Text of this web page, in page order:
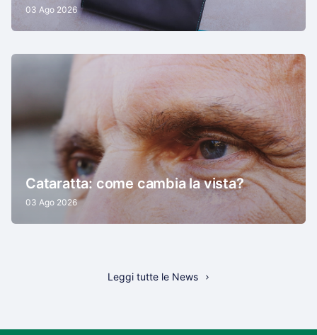
03 Ago 2026
Cataratta: come cambia la vista?
03 Ago 2026
Leggi tutte le News